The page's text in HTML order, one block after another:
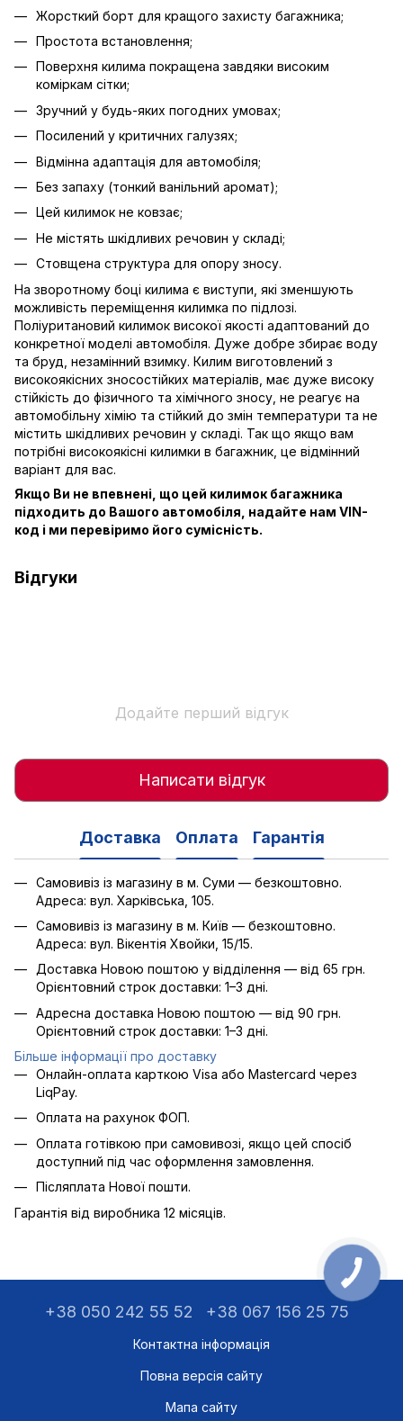
Жорсткий борт для кращого захисту багажника;
Простота встановлення;
Поверхня килима покращена завдяки високим
коміркам сітки;
Зручний у будь-яких погодних умовах;
Посилений у критичних галузях;
Відмінна адаптація для автомобіля;
Без запаху (тонкий ванільний аромат);
Цей килимок не ковзає;
Не містять шкідливих речовин у складі;
Стовщена структура для опору зносу.
На зворотному боці килима є виступи, які зменшують
можливість переміщення килимка по підлозі.
Поліуритановий килимок високої якості адаптований до
конкретної моделі автомобіля. Дуже добре збирає воду
та бруд, незамінний взимку. Килим виготовлений з
високоякісних зносостійких матеріалів, має дуже високу
стійкість до фізичного та хімічного зносу, не реагує на
автомобільну хімію та стійкий до змін температури та не
містить шкідливих речовин у складі. Так що якщо вам
потрібні високоякісні килимки в багажник, це відмінний
варіант для вас.
Якщо Ви не впевнені, що цей килимок багажника
підходить до Вашого автомобіля, надайте нам VIN-
код і ми перевіримо його сумісність.
Відгуки
Додайте перший відгук
Написати відгук
Доставка Оплата Гарантія
Самовивіз із магазину в м. Суми — безкоштовно.
Адреса: вул. Харківська, 105.
Самовивіз із магазину в м. Київ — безкоштовно.
Адреса: вул. Вікентія Хвойки, 15/15.
Доставка Новою поштою у відділення — від 65 грн.
Орієнтовний строк доставки: 1–3 дні.
Адресна доставка Новою поштою — від 90 грн.
Орієнтовний строк доставки: 1–3 дні.
Більше інформації про доставку
Онлайн-оплата карткою Visa або Mastercard через
LiqPay.
Оплата на рахунок ФОП.
Оплата готівкою при самовивозі, якщо цей спосіб
доступний під час оформлення замовлення.
Післяплата Нової пошти.
Гарантія від виробника 12 місяців.
+38 050 242 55 52 +38 067 156 25 75
Контактна інформація
Повна версія сайту
Мапа сайту